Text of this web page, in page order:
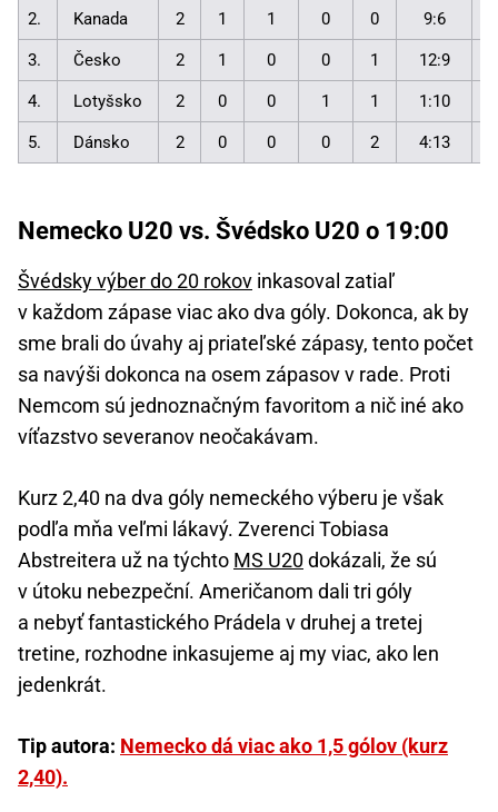
2. Kanada 2 1 1 0 0 9:6
3. Česko 2 1 0 0 1 12:9
4. Lotyšsko 2 0 0 1 1 1:10
5. Dánsko 2 0 0 0 2 4:13
Nemecko U20 vs. Švédsko U20 o 19:00
Švédsky výber do 20 rokov inkasoval zatiaľ
v každom zápase viac ako dva góly. Dokonca, ak by
sme brali do úvahy aj priateľské zápasy, tento počet
sa navýši dokonca na osem zápasov v rade. Proti
Nemcom sú jednoznačným favoritom a nič iné ako
víťazstvo severanov neočakávam.
Kurz 2,40 na dva góly nemeckého výberu je však
podľa mňa veľmi lákavý. Zverenci Tobiasa
Abstreitera už na týchto MS U20dokázali, že sú
v útoku nebezpeční. Američanom dali tri góly
a nebyť fantastického Prádela v druhej a tretej
tretine, rozhodne inkasujeme aj my viac, ako len
jedenkrát.
Tip autora: Nemecko dá viac ako 1,5 gólov (kurz
2,40).